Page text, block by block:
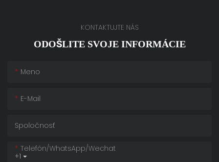
KONTAKTUJTE NÁS
ODOŠLITE SVOJE INFORMÁCIE
Meno
E-Mail
Spoločnosť
+1
Telefón/whatsApp/wechat